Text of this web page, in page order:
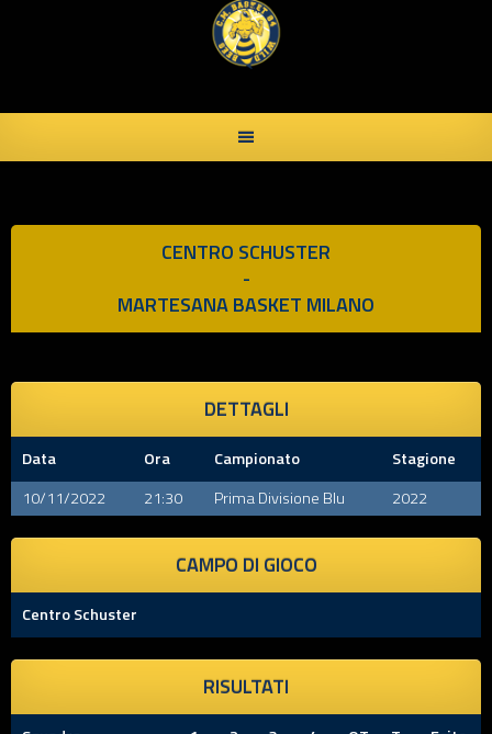
CENTRO SCHUSTER
-
MARTESANA BASKET MILANO
DETTAGLI
Data Ora Campionato
Stagione
10/11/2022
21:30 Prima Divisione Blu 2022
CAMPO DI GIOCO
Centro Schuster
RISULTATI